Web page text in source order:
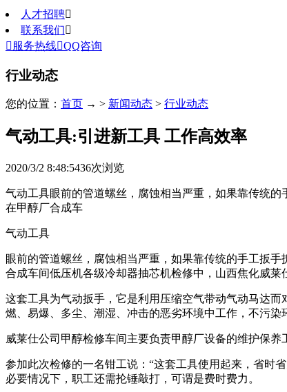
人才招聘
联系我们
 服务热线QQ咨询
行业动态
您的位置： 首页 → > 新闻动态 > 行业动态
气动工具:引进新工具 工作高效率
2020/3/2 8:48:5436次浏览
气动工具眼前的管道螺丝，腐蚀相当严重，如果靠传统
在甲醇厂合成车
气动工具
眼前的管道螺丝，腐蚀相当严重，如果靠传统的手工扳
合成车间低压机各级冷却器抽芯机检修中，山西焦化威
这套工具为气动扳手，它是利用压缩空气带动气动马达
燃、易爆、多尘、潮湿、冲击的恶劣环境中工作，不污染
威莱仕公司甲醇检修车间主要负责甲醇厂设备的维护保
参加此次检修的一名钳工说：“这套工具使用起来，省时
必要情况下，职工还需抡锤敲打，可谓是费时费力。